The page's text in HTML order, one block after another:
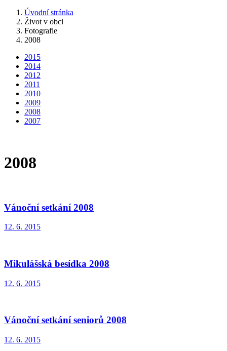
Úvodní stránka
Život v obci
Fotografie
2008
2015
2014
2012
2011
2010
2009
2008
2007
2008
Vánoční setkání 2008
12. 6. 2015
Mikulášská besídka 2008
12. 6. 2015
Vánoční setkání seniorů 2008
12. 6. 2015